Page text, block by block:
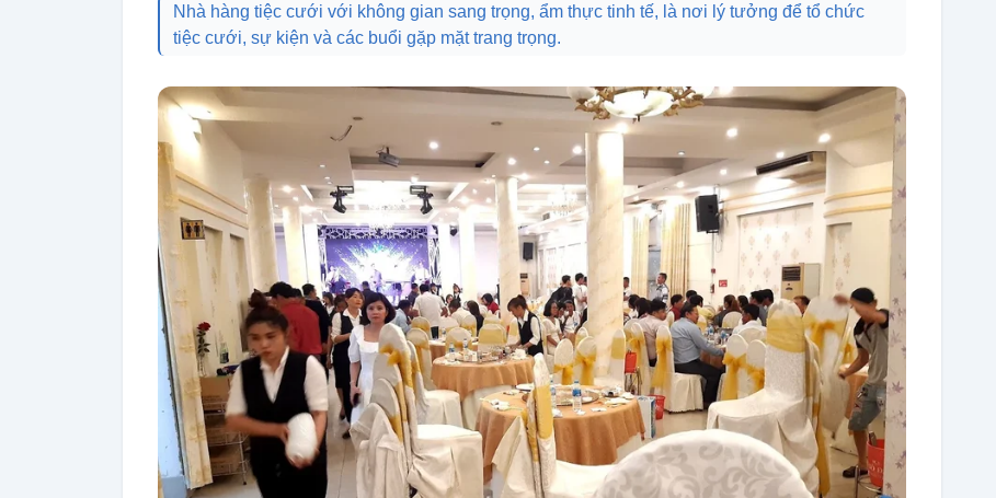
Nhà hàng tiệc cưới với không gian sang trọng, ẩm thực tinh tế, là nơi lý tưởng để tổ chức
tiệc cưới, sự kiện và các buổi gặp mặt trang trọng.